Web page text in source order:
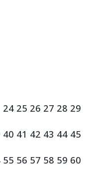
25 26 27 28 29
41 42 43 44 45
56 57 58 59 60